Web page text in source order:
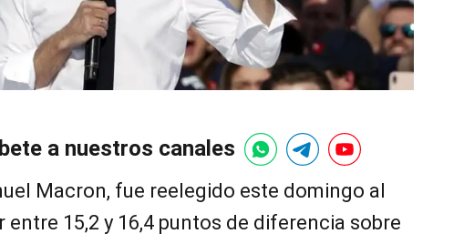
a nuestros canales
Macron, fue reelegido este domingo al
entre 15,2 y 16,4 puntos de diferencia sobre